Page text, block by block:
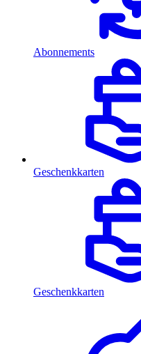
Abonnements
Geschenkkarten
Geschenkkarten